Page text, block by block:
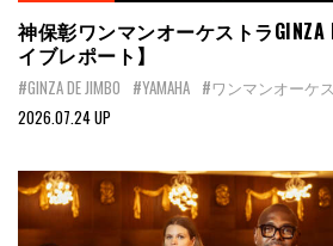
神保彰ワンマンオーケストラGINZA
イブレポート】
#GINZA DE JIMBO #YAMAHA #ワンマンオーケ
2026.07.24 UP